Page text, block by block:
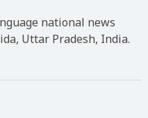
national news
Uttar Pradesh, India.